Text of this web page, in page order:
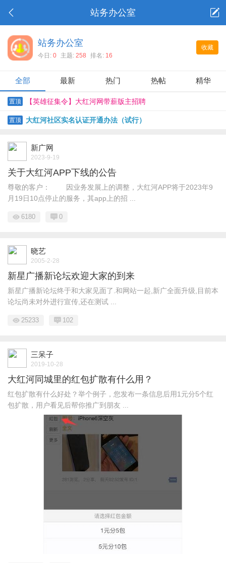
站务办公室
收藏
站务办公室
今日: 0 主题: 258 排名: 16
全部 最新 热门 热帖 精华
置顶 【英雄征集令】大红河网带薪版主招聘
置顶 大红河社区实名认证开通办法（试行）
新广网
2023-9-19
关于大红河APP下线的公告
尊敬的客户： 因业务发展上的调整，大红河APP将于2023年9
月19日10点停止的服务，其app上的招 ...
6180 0
晓艺
2005-2-28
新星广播新论坛欢迎大家的到来
新星广播新论坛终于和大家见面了.和网站一起,新广全面升级,目前本
论坛尚未对外进行宣传,还在测试 ...
25233 102
三呆子
2019-10-28
大红河同城里的红包扩散有什么用？
红包扩散有什么好处？举个例子，您发布一条信息后用1元分5个红
包扩散，用户看见后帮你推广到朋友 ...